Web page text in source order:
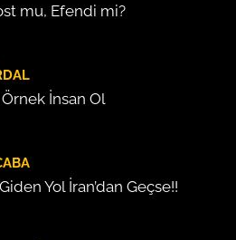
mu, Efendi mi?
İnsan Ol
Yol İran’dan Geçse!!